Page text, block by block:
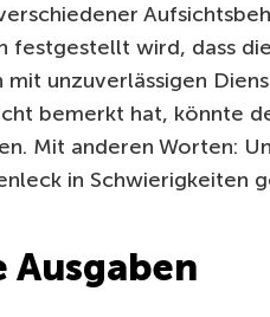
festgestellt wird, dass
mit unzuverlässigen
bemerkt hat, könnte
Mit anderen Worten:
in Schwierigkeiten
Ausgaben